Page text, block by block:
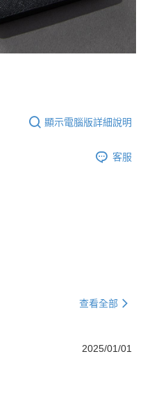
顯示電腦版詳細說明
客服
查看全部
2025/01/01